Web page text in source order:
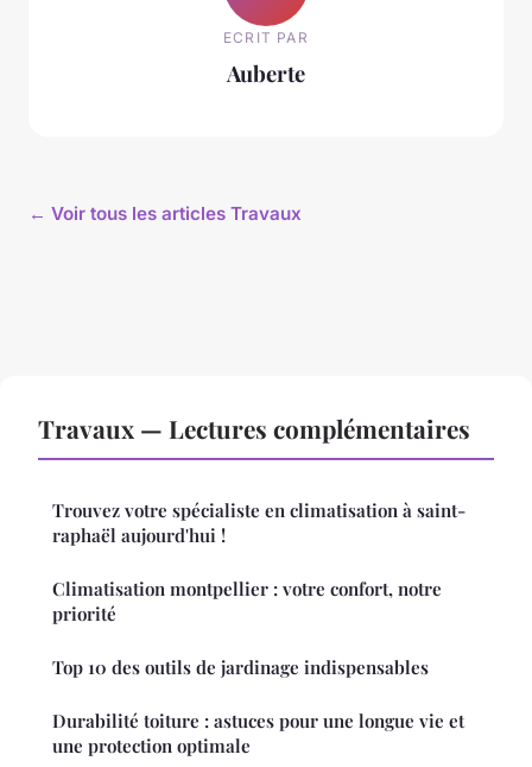
ECRIT PAR
Auberte
← Voir tous les articles Travaux
Travaux — Lectures complémentaires
Trouvez votre spécialiste en climatisation à saint-
raphaël aujourd'hui !
Climatisation montpellier : votre confort, notre
priorité
Top 10 des outils de jardinage indispensables
Durabilité toiture : astuces pour une longue vie et
une protection optimale